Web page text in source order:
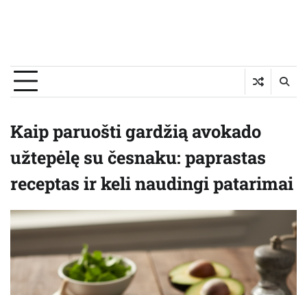
Kaip paruošti gardžią avokado
užtepėlę su česnaku: paprastas
receptas ir keli naudingi patarimai